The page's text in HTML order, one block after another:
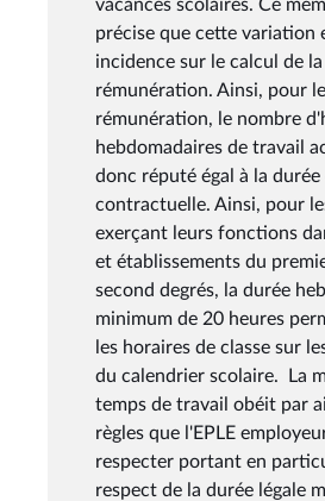
vacances scolaires. Ce
précise que cette variation
incidence sur le calcul de la
rémunération. Ainsi, pour
rémunération, le nombre
hebdomadaires de travail
donc réputé égal à la
contractuelle. Ainsi, pour
exerçant leurs fonctions
et établissements du
second degrés, la durée
minimum de 20 heures
les horaires de classe sur
du calendrier scolaire. La
temps de travail obéit par
règles que l'EPLE
respecter portant en
respect de la durée légale